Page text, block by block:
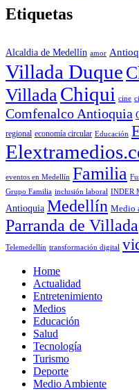
Etiquetas
Alcaldia de Medellín amor
Villada Duque
VilladaChiqui cine
Comfenalco Antioquia
regional economía circular Educación
eventos en Medellín Familia
Grupo Familia inclusión laboral INDER
Antioquia Medellín Medio
Parranda de Villada
Telemedellín transformación digital
Home
Actualidad
Entretenimiento
Medios
Educación
Salud
Tecnología
Turismo
Deporte
Medio Ambiente